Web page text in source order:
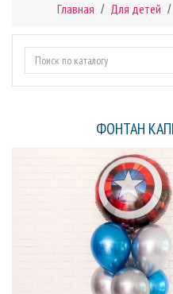
Главная Для детей
ФОНТАН